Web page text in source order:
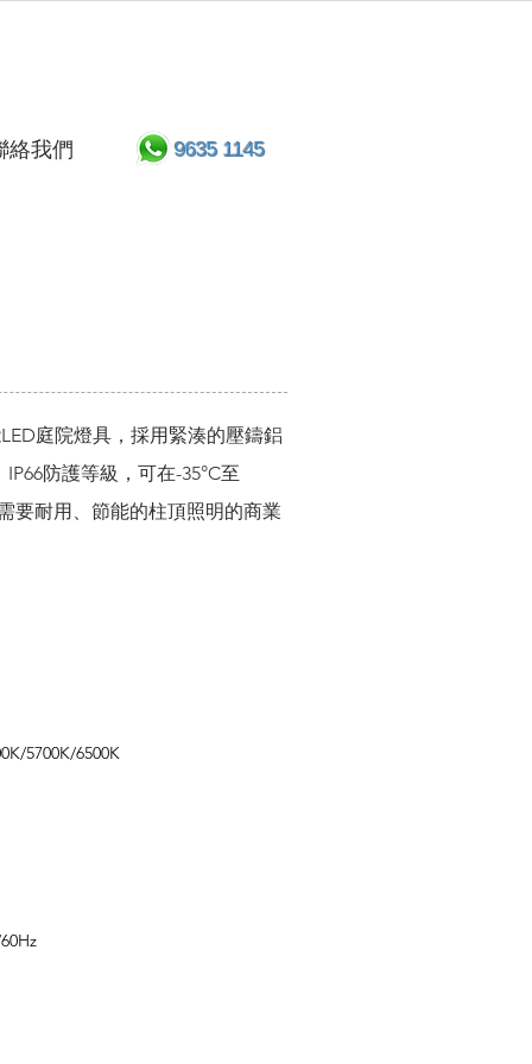
絡我們 9635 1145
庭院燈具，採用緊湊的壓鑄鋁
防護等級，可在-35°C至
要耐用、節能的柱頂照明的商業
5700K/6500K